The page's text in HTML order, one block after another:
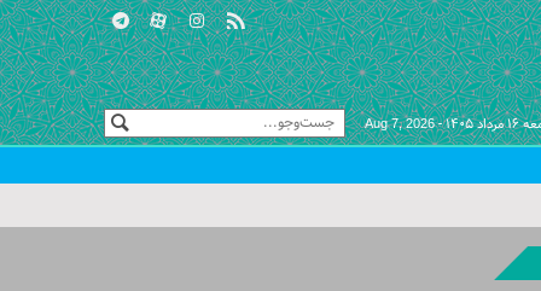
۱۴۰۵ - Aug 7, 2026